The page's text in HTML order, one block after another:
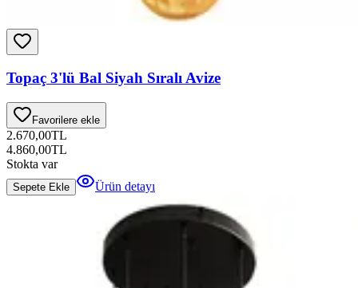
Topaç 3'lü Bal Siyah Sıralı Avize
Favorilere ekle
2.670,00TL
4.860,00TL
Stokta var
Sepete Ekle Ürün detayı